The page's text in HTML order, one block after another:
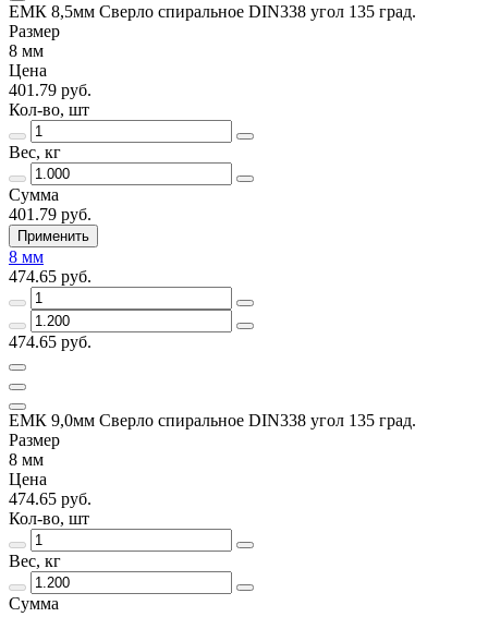
ЕМК 8,5мм Сверло спиральное DIN338 угол 135 град.
Размер
8 мм
Цена
401.79 руб.
Кол-во, шт
Вес, кг
Сумма
401.79 руб.
Применить
8 мм
474.65 руб.
474.65 руб.
ЕМК 9,0мм Сверло спиральное DIN338 угол 135 град.
Размер
8 мм
Цена
474.65 руб.
Кол-во, шт
Вес, кг
Сумма